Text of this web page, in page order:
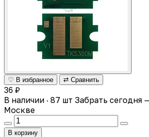
♡ В избранное ⇄ Сравнить
36 ₽
В наличии · 87 шт Забрать сегодня
Москве
В корзину